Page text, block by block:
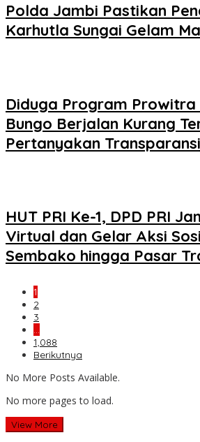
Polda Jambi Pastikan
Karhutla Sungai Gelam
Diduga Program
Bungo Berjalan Kurang
Pertanyakan Transparansi
HUT PRI Ke-1, DPD PRI
Virtual dan Gelar Aksi
Sembako hingga Pasar
1
2
3
…
1,088
Berikutnya
No More Posts Available.
No more pages to load.
View More